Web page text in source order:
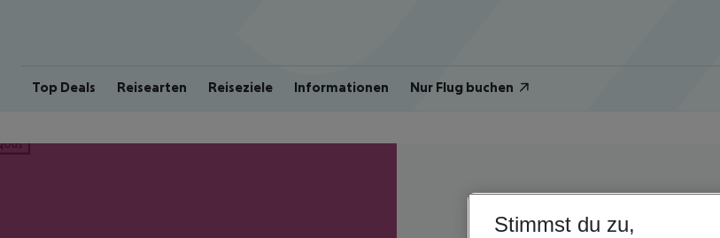
Top Deals Reisearten Reiseziele Informationen Nur Flug buchen
Stimmst du zu,